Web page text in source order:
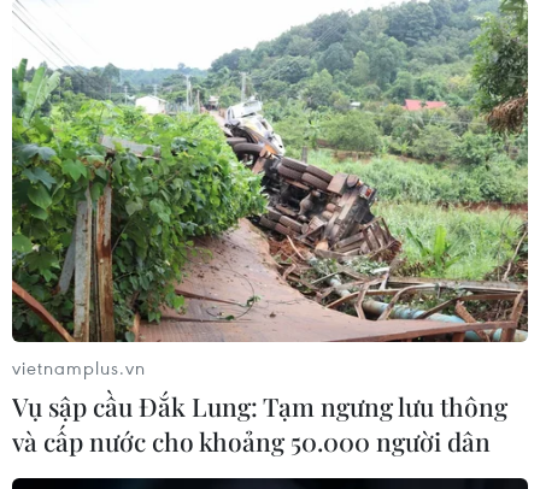
vietnamplus.vn
Vụ sập cầu Đắk Lung: Tạm ngưng lưu thông
và cấp nước cho khoảng 50.000 người dân